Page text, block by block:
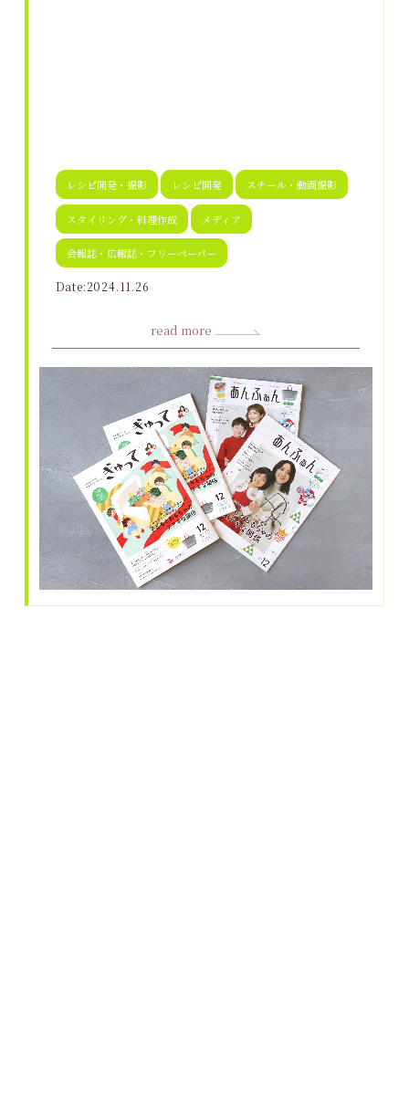
レシピ開発・撮影 レシピ開発 スチール・動画撮影
スタイリング・料理作成 メディア
会報誌・広報誌・フリーペーパー
Date:2024.11.26
read more